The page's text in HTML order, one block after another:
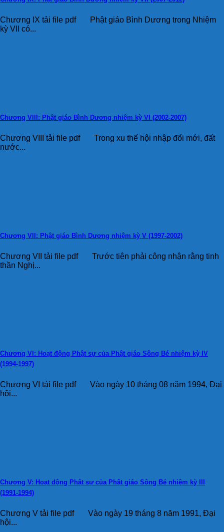
Chương IX tải file pdf Phật giáo Bình Dương trong Nhiệm
kỳ VII có...
Chương VIII: Phật giáo Bình Dương nhiệm kỳ VI (2002-2007)
Chương VIII tải file pdf Trong xu thế hội nhập đổi mới, đất
nước...
Chương VII: Phật giáo Bình Dương nhiệm kỳ V (1997-2002)
Chương VII tải file pdf Trước tiên phải công nhận rằng tinh
thần Nghị...
Chương VI: Hoạt động Phật sự của Phật giáo Sông Bé nhiệm kỳ IV
(1994-1997)
Chương VI tải file pdf Vào ngày 10 tháng 08 năm 1994, Đại
hội...
Chương V: Hoạt động Phật sự của Phật giáo Sông Bé nhiệm kỳ III
(1991-1994)
Chương V tải file pdf Vào ngày 19 tháng 8 năm 1991, Đại
hội...